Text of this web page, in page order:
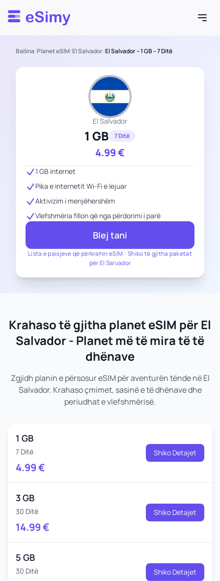
Esimy
Ballina/Planet eSIM/El Salvador/El Salvador – 1 GB – 7 Ditë
El Salvador
1 GB 7 Ditë
4.99€
Lista e paisjeve që përkrahin eSIM-Shiko të gjitha paketat
për El Salvador
1 GB internet
Pika e internetit Wi-Fi e lejuar
Aktivizim i menjëhershëm
Vlefshmëria fillon që nga përdorimi i parë
Blej tani
Krahaso të gjitha planet eSIM për El
Salvador - Planet më të mira të të
dhënave
Zgjidh planin e përsosur eSIM për aventurën tënde në El
Salvador. Krahaso çmimet, sasinë e të dhënave dhe
periudhat e vlefshmërisë.
1 GB
7 Ditë
4.99€
Shiko Detajet
3 GB
30 Ditë
14.99€
Shiko Detajet
5 GB
30 Ditë Shiko Detajet